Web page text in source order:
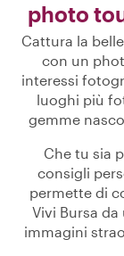
photo
Cattura la
con un
interessi
luoghi più
gemme
Che tu sia
consigli
permette di
Vivi Bursa
immagini